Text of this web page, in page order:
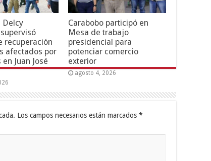
Delcy
recuperación
afectados por
Juan José
Carabobo participó en
Mesa de trabajo
presidencial para
potenciar comercio
exterior
agosto 4, 2026
Los campos necesarios están marcados *